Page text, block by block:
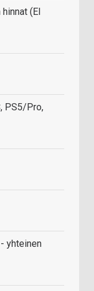
(EI
PS5/Pro,
yhteinen